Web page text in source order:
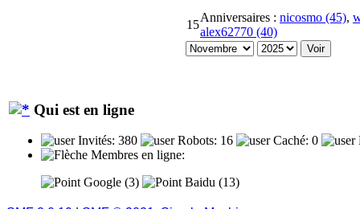
15
Anniversaires : nicosmo (45),
alex62770 (40)
Qui est en ligne
Invités: 380 Robots: 16 Caché: 0
Membres en ligne:
Google (3)
Baidu (13)